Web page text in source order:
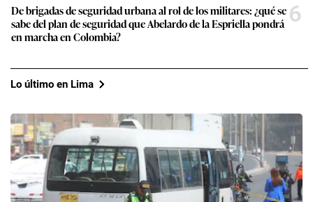
De brigadas de seguridad urbana al rol de los militares: ¿qué se
sabe del plan de seguridad que Abelardo de la Espriella pondrá
en marcha en Colombia?
6
Lo último en Lima